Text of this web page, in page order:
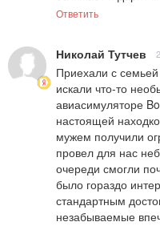
Ответить
Николай Тутчев
Приехали с
искали что-то
авиасимуляторе
настоящей
мужем получили
провел для нас
очереди смогли
было гораздо
стандартным
незабываемые